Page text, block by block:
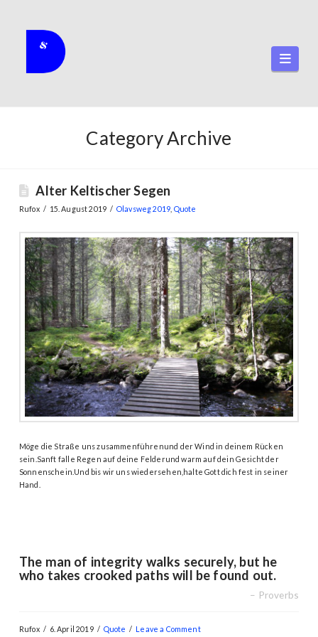
Category Archive
Alter Keltischer Segen
Rufox 15. August 2019 Olavsweg 2019 Quote
Möge die Straße uns zusammenführenund der Wind in deinem Rücken
sein.Sanft falle Regen auf deine Felderund warm auf dein Gesicht der
Sonnenschein.Und bis wir uns wiedersehen,halte Gott dich fest in seiner
Hand.
The man of integrity walks securely, but he
who takes crooked paths will be found out.
Proverbs
Rufox 6. April 2019 Quote Leave a Comment